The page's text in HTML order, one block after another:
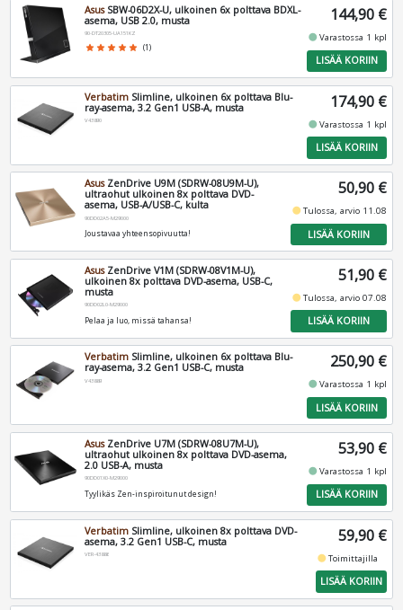
AsusSBW-06D2X-U, ulkoinen 6x polttava BDXL-
asema, USB 2.0, musta
90-DT20305-UA151KZ
star star star star star (1)
144,90 €
fiber_manual_recordVarastossa 1 kpl
LISÄÄ KORIIN
Verbatim Slimline, ulkoinen 6x polttava Blu-
ray-asema, 3.2 Gen1 USB-A, musta
V43890
174,90 €
fiber_manual_recordVarastossa 1 kpl
LISÄÄ KORIIN
AsusZenDrive U9M (SDRW-08U9M-U),
ultraohut ulkoinen 8x polttava DVD-
asema, USB-A/USB-C, kulta
90DD02A5-M29000
Joustavaa yhteensopivuutta!
50,90 €
fiber_manual_recordTulossa, arvio 11.08
LISÄÄ KORIIN
AsusZenDrive V1M (SDRW-08V1M-U),
ulkoinen 8x polttava DVD-asema, USB-C,
musta
90DD02L0-M29000
Pelaa ja luo, missä tahansa!
51,90 €
fiber_manual_recordTulossa, arvio 07.08
LISÄÄ KORIIN
Verbatim Slimline, ulkoinen 6x polttava Blu-
ray-asema, 3.2 Gen1 USB-C, musta
V43889
250,90 €
fiber_manual_recordVarastossa 1 kpl
LISÄÄ KORIIN
AsusZenDrive U7M (SDRW-08U7M-U),
ultraohut ulkoinen 8x polttava DVD-asema,
2.0 USB-A, musta
90DD01X0-M29000
Tyylikäs Zen-inspiroitunut design!
53,90 €
fiber_manual_recordVarastossa 1 kpl
LISÄÄ KORIIN
Verbatim Slimline, ulkoinen 8x polttava DVD-
asema, 3.2 Gen1 USB-C, musta
VER-43886
59,90 €
fiber_manual_recordToimittajilla
LISÄÄ KORIIN